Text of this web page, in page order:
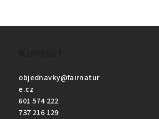
objednavky@fairnatur
e.cz
601 574 222
737 216 129